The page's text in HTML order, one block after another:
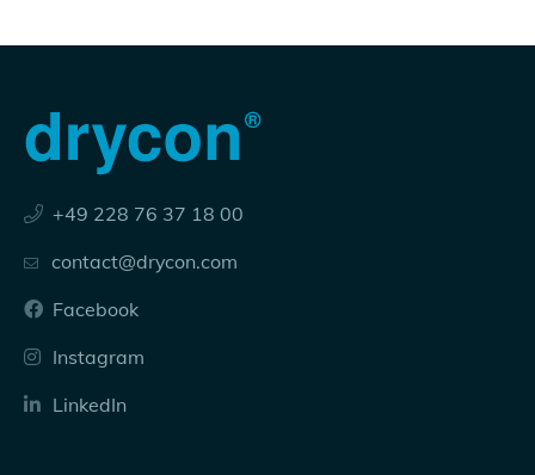
+49 228 76 37 18 00
contact@drycon.com
Facebook
Instagram
LinkedIn